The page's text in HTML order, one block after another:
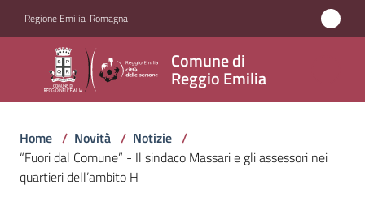
Regione Emilia-Romagna
Comune di
Reggio Emilia
Comune
di
Reggio
Emilia
Home / Novità / Notizie /
“Fuori dal Comune” - Il sindaco Massari e gli assessori nei
quartieri dell’ambito H